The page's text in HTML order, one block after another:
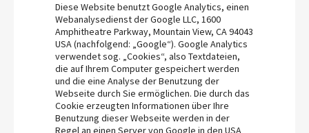
Diese Website benutzt Google Analytics, einen
Webanalysedienst der Google LLC, 1600
Amphitheatre Parkway, Mountain View, CA 94043
USA (nachfolgend: „Google“). Google Analytics
verwendet sog. „Cookies“, also Textdateien,
die auf Ihrem Computer gespeichert werden
und die eine Analyse der Benutzung der
Webseite durch Sie ermöglichen. Die durch das
Cookie erzeugten Informationen über Ihre
Benutzung dieser Webseite werden in der
Regel an einen Server von Google in den USA